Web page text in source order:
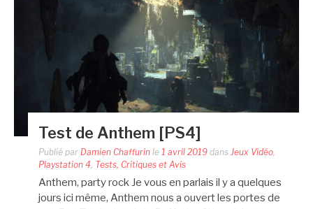
Test de Anthem [PS4]
Publié par Damien Chaffurin le 1 avril 2019 dans Jeux Vidéo
Playstation 4 Tests, Critiques et Avis
Anthem, party rock Je vous en parlais il y a quelques
jours ici même, Anthem nous a ouvert les portes de